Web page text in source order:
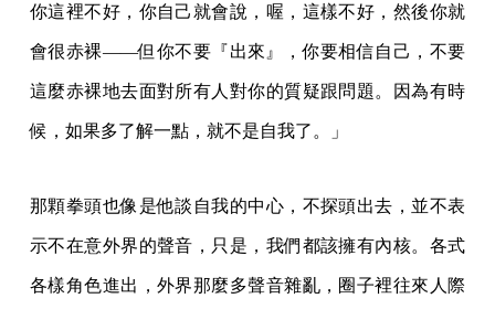
你這裡不好，你自己就會說，喔，這樣不好，然後你就
會很赤裸——但你不要『出來』，你要相信自己，不要
這麼赤裸地去面對所有人對你的質疑跟問題。因為有時
候，如果多了解一點，就不是自我了。」
那顆拳頭也像是他談自我的中心，不探頭出去，並不表
示不在意外界的聲音，只是，我們都該擁有內核。各式
各樣角色進出，外界那麼多聲音雜亂，圈子裡往來人際